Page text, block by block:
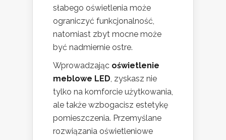
słabego oświetlenia może
ograniczyć funkcjonalność,
natomiast zbyt mocne może
być nadmiernie ostre.
Wprowadzając oświetlenie
meblowe LED, zyskasz nie
tylko na komforcie użytkowania,
ale także wzbogacisz estetykę
pomieszczenia. Przemyślane
rozwiązania oświetleniowe